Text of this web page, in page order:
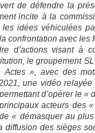
de défendre la
incite à la
idées véhiculées
confrontation avec les
d’actions visant à
le groupement
», avec des
une vidéo
d’opérer le
acteurs des
« démasquer au
diffusion des sièges